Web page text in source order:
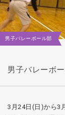
男子バレーボール部
男子バレーボ
3月24日(日)から3